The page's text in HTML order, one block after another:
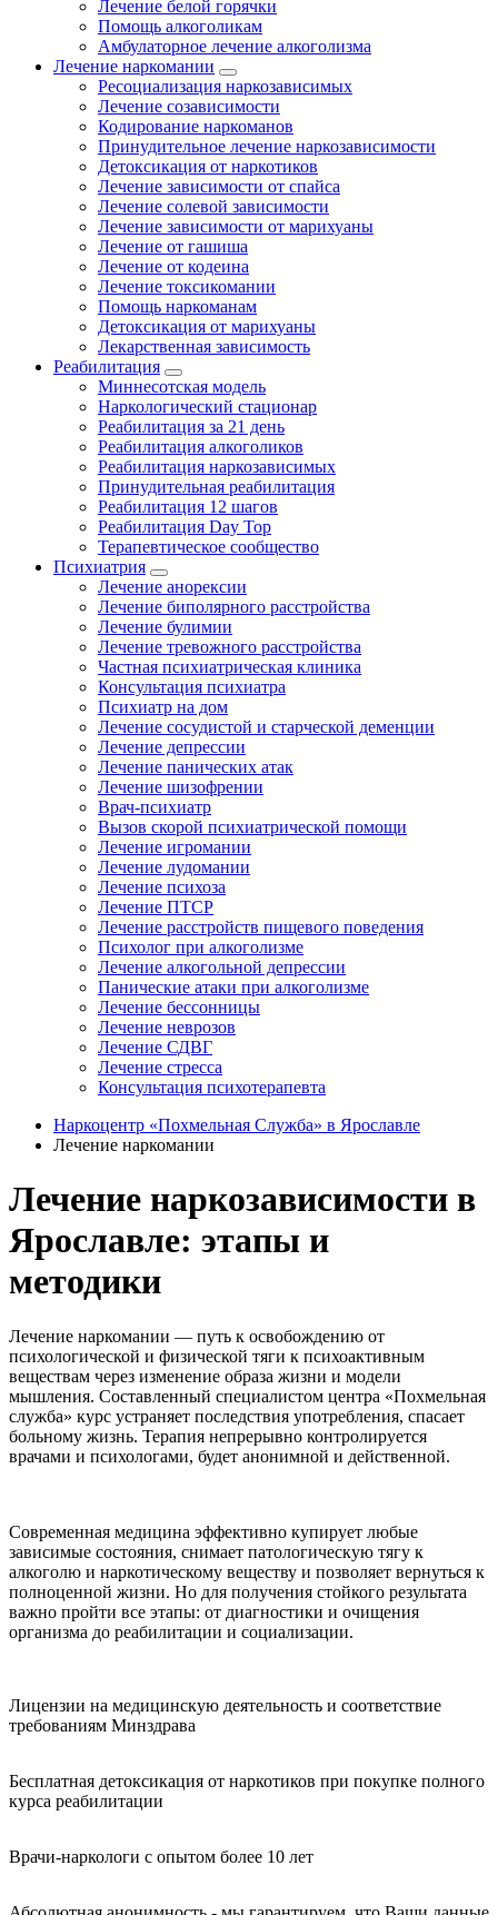
Лечение белой горячки
Помощь алкоголикам
Амбулаторное лечение алкоголизма
Лечение наркомании
Ресоциализация наркозависимых
Лечение созависимости
Кодирование наркоманов
Принудительное лечение наркозависимости
Детоксикация от наркотиков
Лечение зависимости от спайса
Лечение солевой зависимости
Лечение зависимости от марихуаны
Лечение от гашиша
Лечение от кодеина
Лечение токсикомании
Помощь наркоманам
Детоксикация от марихуаны
Лекарственная зависимость
Реабилитация
Миннесотская модель
Наркологический стационар
Реабилитация за 21 день
Реабилитация алкоголиков
Реабилитация наркозависимых
Принудительная реабилитация
Реабилитация 12 шагов
Реабилитация Day Top
Терапевтическое сообщество
Психиатрия
Лечение анорексии
Лечение биполярного расстройства
Лечение булимии
Лечение тревожного расстройства
Частная психиатрическая клиника
Консультация психиатра
Психиатр на дом
Лечение сосудистой и старческой деменции
Лечение депрессии
Лечение панических атак
Лечение шизофрении
Врач-психиатр
Вызов скорой психиатрической помощи
Лечение игромании
Лечение лудомании
Лечение психоза
Лечение ПТСР
Лечение расстройств пищевого поведения
Психолог при алкоголизме
Лечение алкогольной депрессии
Панические атаки при алкоголизме
Лечение бессонницы
Лечение неврозов
Лечение СДВГ
Лечение стресса
Консультация психотерапевта
Наркоцентр «Похмельная Служба» в Ярославле
Лечение наркомании
Лечение наркозависимости в
Ярославле: этапы и
методики
Лечение наркомании — путь к освобождению от
психологической и физической тяги к психоактивным
веществам через изменение образа жизни и модели
мышления. Составленный специалистом центра «Похмельная
служба» курс устраняет последствия употребления, спасает
больному жизнь. Терапия непрерывно контролируется
врачами и психологами, будет анонимной и действенной.
Современная медицина эффективно купирует любые
зависимые состояния, снимает патологическую тягу к
алкоголю и наркотическому веществу и позволяет вернуться к
полноценной жизни. Но для получения стойкого результата
важно пройти все этапы: от диагностики и очищения
организма до реабилитации и социализации.
Лицензии на медицинскую деятельность и соответствие
требованиям Минздрава
Бесплатная детоксикация от наркотиков при покупке полного
курса реабилитации
Врачи-наркологи с опытом более 10 лет